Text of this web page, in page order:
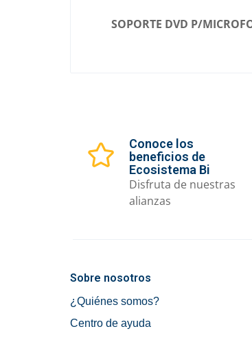
SOPORTE DVD P/
Conoce los
beneficios de
Ecosistema Bi
Disfruta de nuestras
alianzas
Sobre nosotros
¿Quiénes somos?
Centro de ayuda